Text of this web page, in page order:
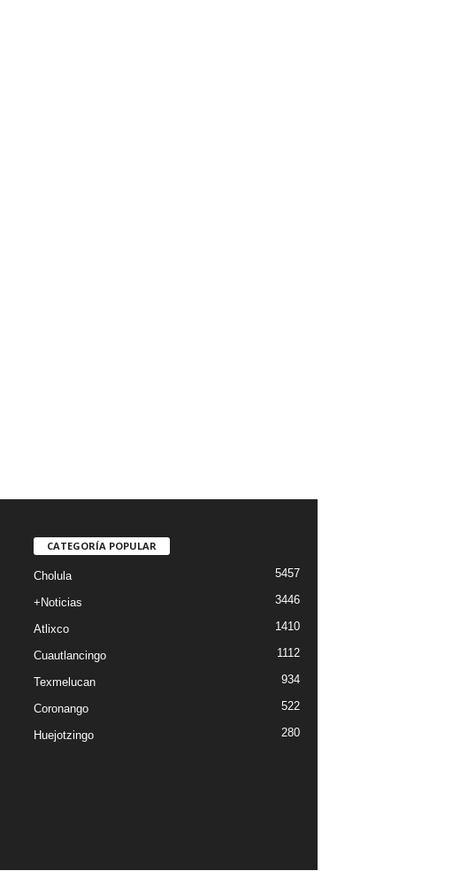
CATEGORÍA POPULAR
Cholula 5457
+Noticias 3446
Atlixco 1410
Cuautlancingo 1112
Texmelucan 934
Coronango 522
Huejotzingo 280